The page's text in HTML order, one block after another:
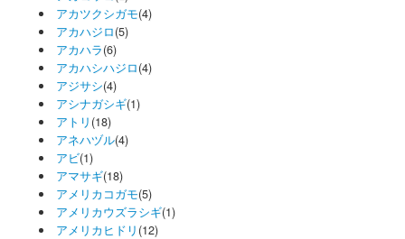
アカツクシガモ(4)
アカハジロ(5)
アカハラ(6)
アカハシハジロ(4)
アジサシ(4)
アシナガシギ(1)
アトリ (18)
アネハヅル(4)
アビ(1)
アマサギ(18)
アメリカコガモ(5)
アメリカウズラシギ(1)
アメリカヒドリ (12)